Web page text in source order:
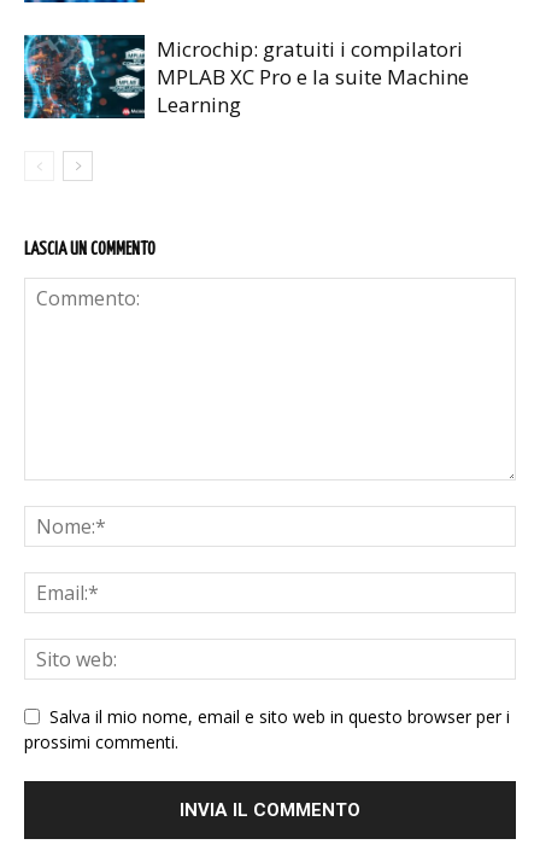
Microchip: gratuiti i compilatori
MPLAB XC Pro e la suite Machine
Learning
LASCIA UN COMMENTO
Salva il mio nome, email e sito web in questo browser per i
prossimi commenti.